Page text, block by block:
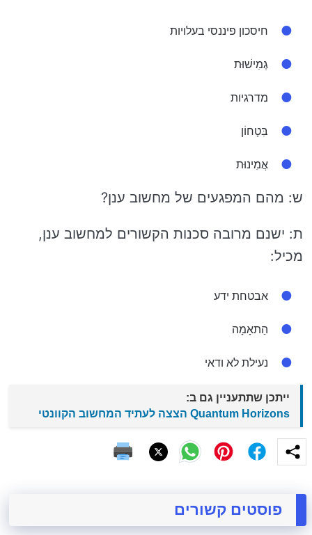
חיסכון פיננסי בעלויות
גְמִישׁוּת
מדרגיות
בִּטָחוֹן
אֲמִינוּת
ש: מהם המפגעים של מחשוב ענן?
ת: ישנם מרובה סכנות הקשורים למחשוב ענן,
מכיל:
אבטחת ידע
הַתאָמָה
נעילת לא ודאי
ייתכן שתתעניין גם ב:
Quantum Horizons הצצה לעתיד המחשוב הקוונטי
פוסטים קשורים